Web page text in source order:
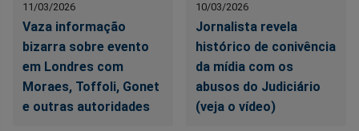
11/03/2026
Vaza informação
bizarra sobre evento
em Londres com
Moraes, Toffoli, Gonet
e outras autoridades
10/03/2026
Jornalista revela
histórico de conivência
da mídia com os
abusos do Judiciário
(veja o vídeo)